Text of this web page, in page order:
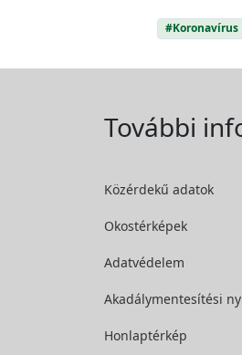
#Koronavírus
További
Közérdekű adatok
Okostérképek
Adatvédelem
Akadálymentesítési
Honlaptérkép